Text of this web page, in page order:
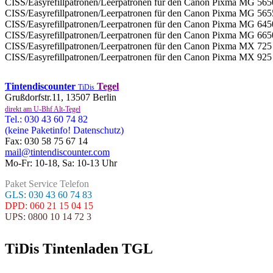
CISS/Easyrefillpatronen/Leerpatronen für den Canon Pixma MG
CISS/Easyrefillpatronen/Leerpatronen für den Canon Pixma MG
CISS/Easyrefillpatronen/Leerpatronen für den Canon Pixma MG
CISS/Easyrefillpatronen/Leerpatronen für den Canon Pixma MG
CISS/Easyrefillpatronen/Leerpatronen für den Canon Pixma MX 725
CISS/Easyrefillpatronen/Leerpatronen für den Canon Pixma MX 925
Tintendiscounter TiDis Tegel
Grußdorfstr.11, 13507 Berlin
direkt am U-Bhf Alt-Tegel
Tel.: 030 43 60 74 82
(keine Paketinfo! Datenschutz)
Fax: 030 58 75 67 14
mail@tintendiscounter.com
Mo-Fr: 10-18, Sa: 10-13 Uhr
Paket Service Telefon
GLS: 030 43 60 74 83
DPD: 060 21 15 04 15
UPS: 0800 10 14 72 3
TiDis Tintenladen TGL